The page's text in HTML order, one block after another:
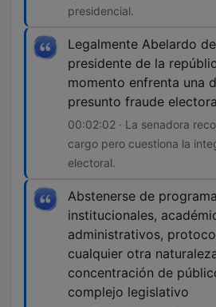
presidencial.
Legalmente Abelardo
presidente de la
momento enfrenta una
presunto fraude
00:02:02 · La senadora
cargo pero cuestiona la
electoral.
Abstenerse de
institucionales,
administrativos,
cualquier otra
concentración de
complejo legislativo